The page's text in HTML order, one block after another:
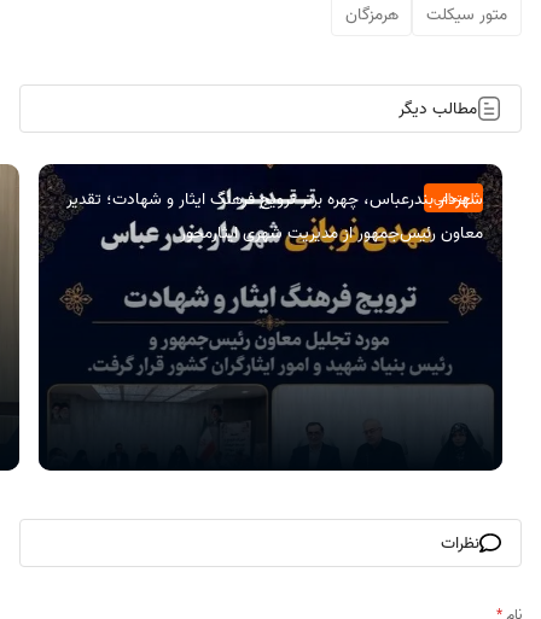
متور سیکلت
هرمزگان
مطالب دیگر
اجتماعی
شهردار بندرعباس، چهره برتر ترویج فرهنگ ایثار و شهادت؛ تقدیر
معاون رئیس‌جمهور از مدیریت شهری ایثارمحور
نظرات